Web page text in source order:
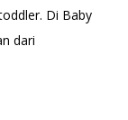
Di Baby
dari